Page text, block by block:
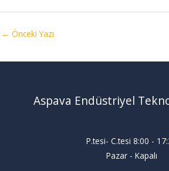
← Önceki Yazı
Aspava Endüstriyel
P.tesi- C.tesi 8:00 -
Pazar - Kapalı